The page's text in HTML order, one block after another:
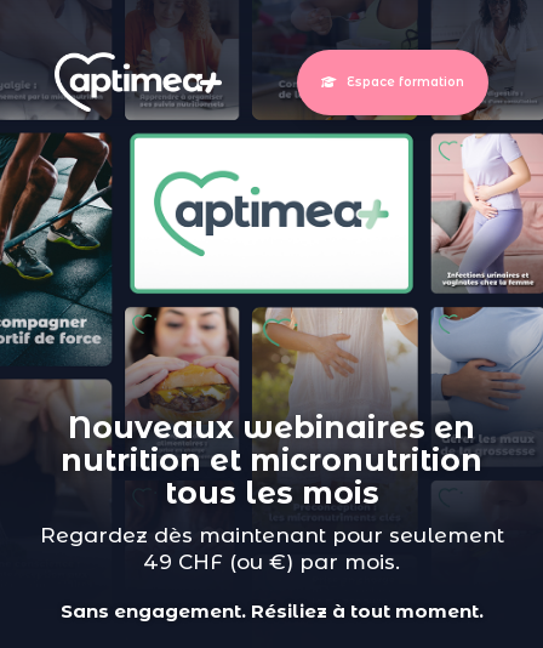
Espace formation
Nouveaux webinaires en
nutrition et micronutrition
tous les mois
Regardez dès maintenant pour seulement
49 CHF (ou €) par mois.
Sans engagement. Résiliez à tout moment.